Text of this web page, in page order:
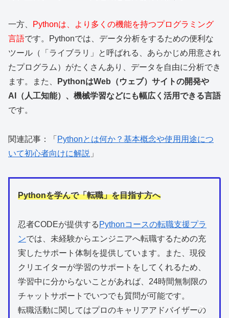
一方、
Pythonは、より多くの機能を持つプログラミング
言語です。Pythonでは、データ分析をするための便利な
ツール（「ライブラリ」と呼ばれる、あらかじめ用意され
たプログラム）がたくさんあり、データを自由に分析でき
ます。また、
PythonはWeb（ウェブ）サイトの開発や
AI（人工知能）、機械学習などにも幅広く活用できる言語
です。
関連記事：「 Pythonとは何か？基本概念や使用用途につ
いて初心者向けに解説 」
Pythonを学んで「転職」を目指す方へ
忍者CODEが提供する Pythonコースの転職支援プラ
ンでは、未経験からエンジニアへ転職するための充
実したサポート体制を提供しています。また、現役
クリエイターが学習のサポートをしてくれるため、
学習中に分からないことがあれば、24時間無制限の
チャットサポートでいつでも質問が可能です。
転職活動に関してはプロのキャリアアドバイザーの
>